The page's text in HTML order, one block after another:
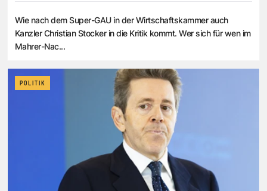
Wie nach dem Super-GAU in der Wirtschaftskammer auch
Kanzler Christian Stocker in die Kritik kommt. Wer sich für wen im
Mahrer-Nac...
POLITIK